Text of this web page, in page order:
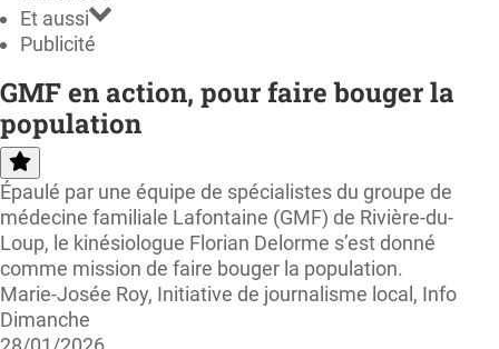
Et aussi
Publicité
GMF en action, pour faire bouger la
population
Épaulé par une équipe de spécialistes du groupe de
médecine familiale Lafontaine (GMF) de Rivière-du-
Loup, le kinésiologue Florian Delorme s’est donné
comme mission de faire bouger la population.
Marie-Josée Roy, Initiative de journalisme local, Info
Dimanche